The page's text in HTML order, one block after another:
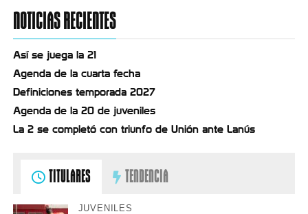
NOTICIAS RECIENTES
Así se juega la 21
Agenda de la cuarta fecha
Definiciones temporada 2027
Agenda de la 20 de juveniles
La 2 se completó con triunfo de Unión ante Lanús
TITULARES TENDENCIA
JUVENILES